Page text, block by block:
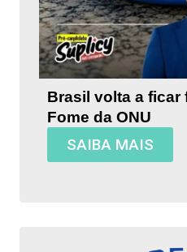
Brasil volta a ficar
Fome da ONU
SAIBA MAIS